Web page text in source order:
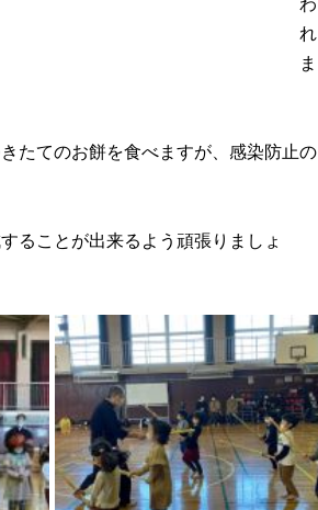
わ
れ
ま
たてのお餅を食べますが、感染防止の
ることが出来るよう頑張りましょ